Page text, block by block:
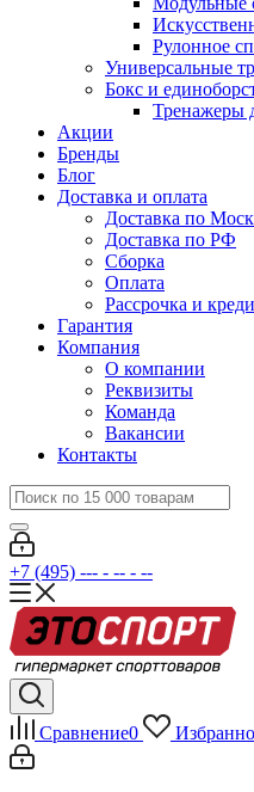
Рулонное
Универсальные
Бокс и
Тренажеры
Акции
Бренды
Блог
Доставка и оплата
Доставка по
Доставка по РФ
Сборка
Оплата
Рассрочка и
Гарантия
Компания
О компании
Реквизиты
Команда
Вакансии
Контакты
+7 (495) --- - -- - --
Сравнение0